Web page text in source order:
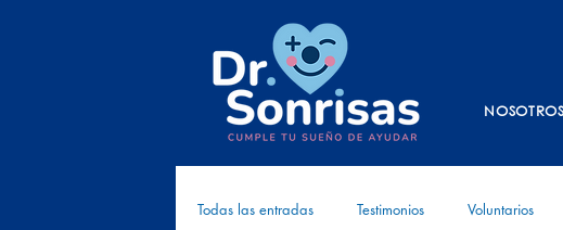
Todas las entradas Testimonios Voluntarios